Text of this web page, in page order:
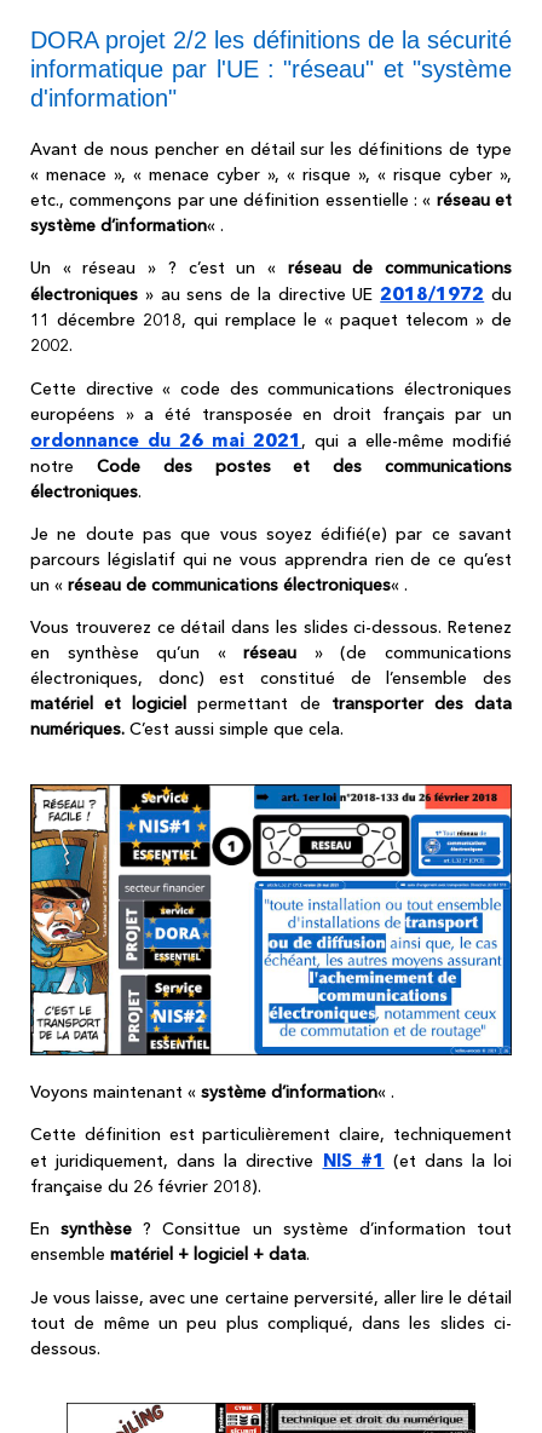
DORA projet 2/2 les définitions de la sécurité
informatique par l'UE : "réseau" et "système
d'information"
Avant de nous pencher en détail sur les définitions de type
« menace », « menace cyber », « risque », « risque cyber »,
etc., commençons par une définition essentielle : « réseau et
système d’information« .
Un « réseau » ? c’est un « réseau de communications
électroniques » au sens de la directive UE 2018/1972 du
11 décembre 2018, qui remplace le « paquet telecom » de
2002.
Cette directive « code des communications électroniques
européens » a été transposée en droit français par un
ordonnance du 26 mai 2021 , qui a elle-même modifié
notre Code des postes et des communications
électroniques.
Je ne doute pas que vous soyez édifié(e) par ce savant
parcours législatif qui ne vous apprendra rien de ce qu’est
un « réseau de communications électroniques« .
Vous trouverez ce détail dans les slides ci-dessous. Retenez
en synthèse qu’un «réseau » (de communications
électroniques, donc) est constitué de l’ensemble des
matériel et logiciel permettant de transporter des data
numériques. C’est aussi simple que cela.
Voyons maintenant « système d’information« .
Cette définition est particulièrement claire, techniquement
et juridiquement, dans la directive NIS #1 (et dans la loi
française du 26 février 2018).
Ensynthèse ? Consittue un système d’information tout
ensemble matériel + logiciel + data.
Je vous laisse, avec une certaine perversité, aller lire le détail
tout de même un peu plus compliqué, dans les slides ci-
dessous.